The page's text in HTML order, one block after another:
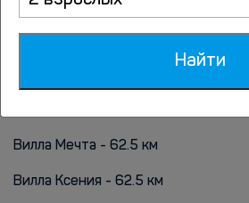
Храм Александра Невского - 59.9 км
Милютинский парк - 60.5 км
Вилла Мечта - 62.5 км
Вилла Ксения - 62.5 км
Найти